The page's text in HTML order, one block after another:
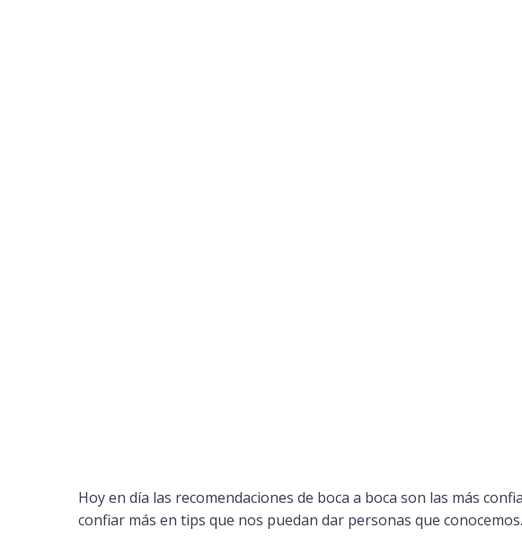
Hoy en día las recomendaciones de boca a boca son las más
confiar más en tips que nos puedan dar personas que conocemos.